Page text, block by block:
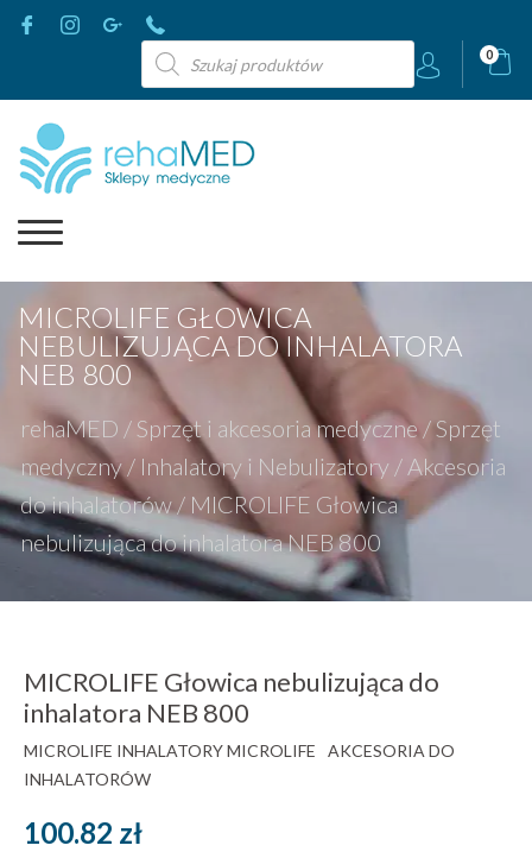
Wyszukiwarka
produktów
0
MICROLIFE GŁOWICA
NEBULIZUJĄCA DO INHALATORA
NEB 800
rehaMED / Sprzęt i akcesoria medyczne /Sprzęt
medyczny / Inhalatory i Nebulizatory / Akcesoria
do inhalatorów / MICROLIFE Głowica
nebulizująca do inhalatora NEB 800
MICROLIFE Głowica nebulizująca do
inhalatora NEB 800
MICROLIFE INHALATORY MICROLIFE
AKCESORIA DO
INHALATORÓW
100.82 zł